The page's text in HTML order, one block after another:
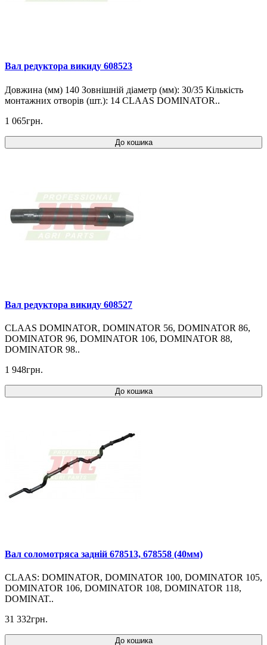
Вал редуктора викиду 608523
Довжина (мм) 140 Зовнішній діаметр (мм): 30/35 Кількість
монтажних отворів (шт.): 14 CLAAS DOMINATOR..
1 065грн.
До кошика
Вал редуктора викиду 608527
CLAAS DOMINATOR, DOMINATOR 56, DOMINATOR 86,
DOMINATOR 96, DOMINATOR 106, DOMINATOR 88,
DOMINATOR 98..
1 948грн.
До кошика
Вал соломотряса задній 678513, 678558 (40мм)
CLAAS: DOMINATOR, DOMINATOR 100, DOMINATOR 105,
DOMINATOR 106, DOMINATOR 108, DOMINATOR 118,
DOMINAT..
31 332грн.
До кошика